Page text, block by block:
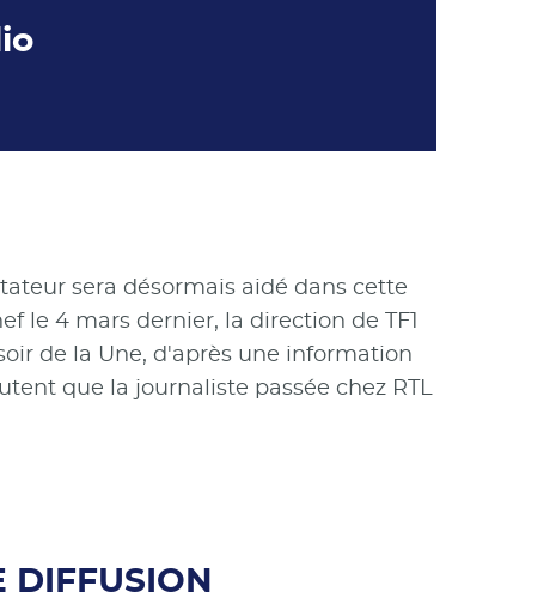
sera désormais aidé dans cette
le 4 mars dernier, la direction de TF1
de la Une, d'après une information
que la journaliste passée chez RTL
DIFFUSION